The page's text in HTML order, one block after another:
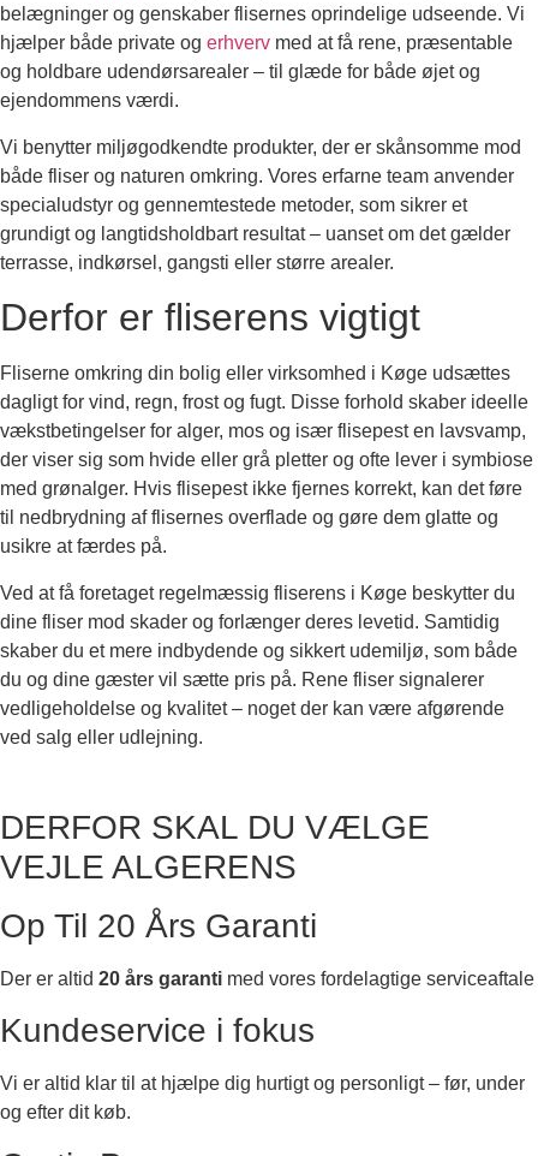
belægninger og genskaber flisernes oprindelige udseende. Vi
hjælper både private og erhverv med at få rene, præsentable
og holdbare udendørsarealer – til glæde for både øjet og
ejendommens værdi.
Vi benytter miljøgodkendte produkter, der er skånsomme mod
både fliser og naturen omkring. Vores erfarne team anvender
specialudstyr og gennemtestede metoder, som sikrer et
grundigt og langtidsholdbart resultat – uanset om det gælder
terrasse, indkørsel, gangsti eller større arealer.
Derfor er fliserens vigtigt
Fliserne omkring din bolig eller virksomhed i Køge udsættes
dagligt for vind, regn, frost og fugt. Disse forhold skaber ideelle
vækstbetingelser for alger, mos og især flisepest en lavsvamp,
der viser sig som hvide eller grå pletter og ofte lever i symbiose
med grønalger. Hvis flisepest ikke fjernes korrekt, kan det føre
til nedbrydning af flisernes overflade og gøre dem glatte og
usikre at færdes på.
Ved at få foretaget regelmæssig fliserens i Køge beskytter du
dine fliser mod skader og forlænger deres levetid. Samtidig
skaber du et mere indbydende og sikkert udemiljø, som både
du og dine gæster vil sætte pris på. Rene fliser signalerer
vedligeholdelse og kvalitet – noget der kan være afgørende
ved salg eller udlejning.
DERFOR SKAL DU VÆLGE
VEJLE ALGERENS
Op Til 20 Års Garanti
Der er altid 20 års garanti med vores fordelagtige serviceaftale
Kundeservice i fokus
Vi er altid klar til at hjælpe dig hurtigt og personligt – før, under
og efter dit køb.